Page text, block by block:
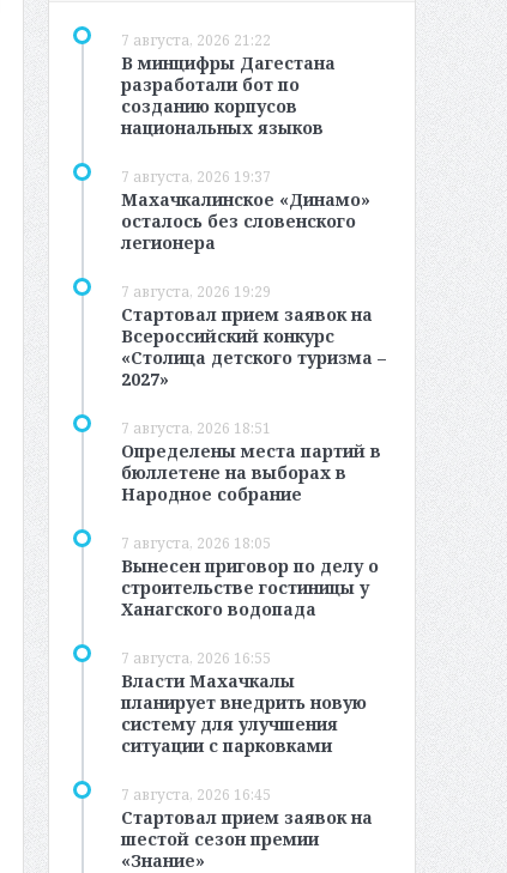
7 августа, 2026 21:22
В минцифры Дагестана
разработали бот по
созданию корпусов
национальных языков
7 августа, 2026 19:37
Махачкалинское «Динамо»
осталось без словенского
легионера
7 августа, 2026 19:29
Стартовал прием заявок на
Всероссийский конкурс
«Столица детского туризма –
2027»
7 августа, 2026 18:51
Определены места партий в
бюллетене на выборах в
Народное собрание
7 августа, 2026 18:05
Вынесен приговор по делу о
строительстве гостиницы у
Ханагского водопада
7 августа, 2026 16:55
Власти Махачкалы
планирует внедрить новую
систему для улучшения
ситуации с парковками
7 августа, 2026 16:45
Стартовал прием заявок на
шестой сезон премии
«Знание»